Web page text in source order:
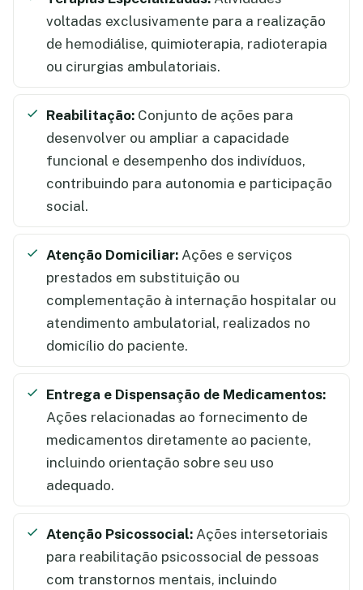
voltadas exclusivamente para a realização
de hemodiálise, quimioterapia, radioterapia
ou cirurgias ambulatoriais.
Reabilitação: Conjunto de ações para
desenvolver ou ampliar a capacidade
funcional e desempenho dos indivíduos,
contribuindo para autonomia e participação
social.
Atenção Domiciliar: Ações e serviços
prestados em substituição ou
complementação à internação hospitalar ou
atendimento ambulatorial, realizados no
domicílio do paciente.
Entrega e Dispensação de Medicamentos:
Ações relacionadas ao fornecimento de
medicamentos diretamente ao paciente,
incluindo orientação sobre seu uso
adequado.
Atenção Psicossocial: Ações intersetoriais
para reabilitação psicossocial de pessoas
com transtornos mentais, incluindo